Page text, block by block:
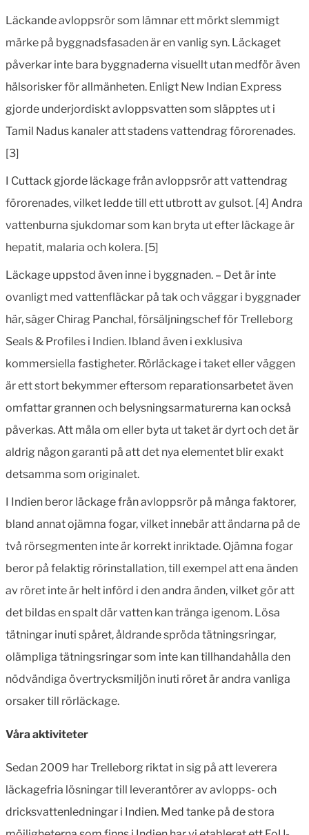
Läckande avloppsrör som lämnar ett mörkt slemmigt
märke på byggnadsfasaden är en vanlig syn. Läckaget
påverkar inte bara byggnaderna visuellt utan medför även
hälsorisker för allmänheten. Enligt New Indian Express
gjorde underjordiskt avloppsvatten som släpptes ut i
Tamil Nadus kanaler att stadens vattendrag förorenades.
[3]
I Cuttack gjorde läckage från avloppsrör att vattendrag
förorenades, vilket ledde till ett utbrott av gulsot. [4] Andra
vattenburna sjukdomar som kan bryta ut efter läckage är
hepatit, malaria och kolera. [5]
Läckage uppstod även inne i byggnaden. – Det är inte
ovanligt med vattenfläckar på tak och väggar i byggnader
här, säger Chirag Panchal, försäljningschef för Trelleborg
Seals & Profiles i Indien. Ibland även i exklusiva
kommersiella fastigheter. Rörläckage i taket eller väggen
är ett stort bekymmer eftersom reparationsarbetet även
omfattar grannen och belysningsarmaturerna kan också
påverkas. Att måla om eller byta ut taket är dyrt och det är
aldrig någon garanti på att det nya elementet blir exakt
detsamma som originalet.
I Indien beror läckage från avloppsrör på många faktorer,
bland annat ojämna fogar, vilket innebär att ändarna på de
två rörsegmenten inte är korrekt inriktade. Ojämna fogar
beror på felaktig rörinstallation, till exempel att ena änden
av röret inte är helt införd i den andra änden, vilket gör att
det bildas en spalt där vatten kan tränga igenom. Lösa
tätningar inuti spåret, åldrande spröda tätningsringar,
olämpliga tätningsringar som inte kan tillhandahålla den
nödvändiga övertrycksmiljön inuti röret är andra vanliga
orsaker till rörläckage.
Våra aktiviteter
Sedan 2009 har Trelleborg riktat in sig på att leverera
läckagefria lösningar till leverantörer av avlopps- och
dricksvattenledningar i Indien. Med tanke på de stora